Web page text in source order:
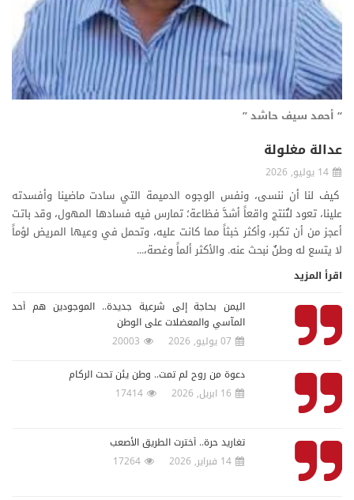
“ أحمد سيف حاشد ”
عدالة مغلولة
14 يوليو, 2026
كيف لنا أن ننسى، ونفس الوجوه الدميمة التي سادت ماضينا وأفسدته
علينا، تعود لتُنتج واقعاً أشدَّ فظاعة؛ تمارس فيه فسادها المهول، وقد باتت
أعجز من أن تكبر، وأكثر خبثاً مما كانت عليه، وتحمل في وعيها المريض لؤماً
لا يتسع له وطنٌ نبحث عنه. والأكثر ألماً وغصة،...
اقرأ المزيد
اليمن بحاجة إلى شرعية جديدة.. الموجودين هم أحد
المآسي والمعضلات على الوطن
07 يوليو, 2026
20003
دعوة من روح لم تمت.. وطن يئن تحت الركام
16 ابريل, 2026
17414
تغاريد حرة.. أخترت الطريق الأصعب
14 فبراير, 2026
17264